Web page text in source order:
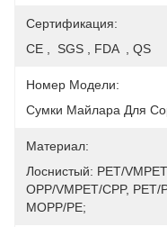
Сертификация:
CE ,  SGS , FDA  , QS
Номер Модели:
Сумки Майлара Для
Материал:
Лоснистый: PET/
OPP/VMPET/CPP, PET/
MOPP/PE;